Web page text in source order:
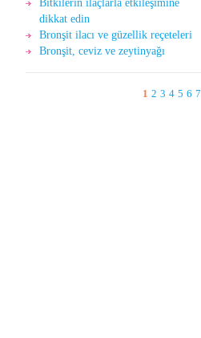
Bitkilerin ilaçlarla etkileşimine
dikkat edin
Bronşit ilacı ve güzellik reçeteleri
Bronşit, ceviz ve zeytinyağı
1 2 3 4 5 6 7